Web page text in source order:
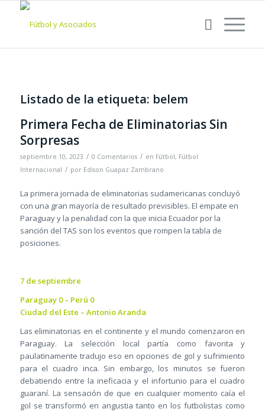
Listado de la etiqueta: belem
Primera Fecha de Eliminatorias Sin
Sorpresas
septiembre 10, 2023 / 0 Comentarios / en Fútbol, Fútbol
Internacional / por Edison Guapaz Zambrano
La primera jornada de eliminatorias sudamericanas concluyó
con una gran mayoría de resultado previsibles. El empate en
Paraguay y la penalidad con la que inicia Ecuador por la
sanción del TAS son los eventos que rompen la tabla de
posiciones.
7 de septiembre
Paraguay 0 – Perú 0
Ciudad del Este – Antonio Aranda
Las eliminatorias en el continente y el mundo comenzaron en
Paraguay. La selección local partía como favorita y
paulatinamente tradujo eso en opciones de gol y sufrimiento
para el cuadro inca. Sin embargo, los minutos se fueron
debatiendo entre la ineficacia y el infortunio para el cuadro
guaraní. La sensación de que en cualquier momento caía el
gol se transformó en angustia tanto en los futbolistas como